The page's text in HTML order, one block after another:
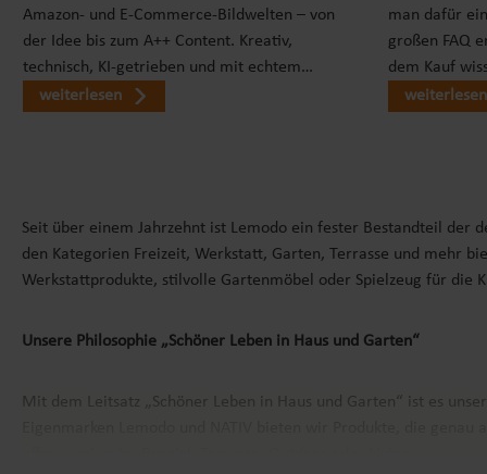
Amazon- und E-Commerce-Bildwelten – von
der Idee bis zum A++ Content. Kreativ,
technisch, KI-getrieben und mit echtem…
weiterlesen
man dafür
großen FAQ
dem Kauf
weiterlesen
Seit über einem Jahrzehnt ist Lemodo ein fester Bestandteil der
den Kategorien Freizeit, Werkstatt, Garten, Terrasse und mehr
Werkstattprodukte, stilvolle Gartenmöbel oder Spielzeug für die
Unsere Philosophie „Schöner Leben in Haus und Garten“
Mit dem Leitsatz „Schöner Leben in Haus und Garten“ ist es
bieten wir Produkte, die genau